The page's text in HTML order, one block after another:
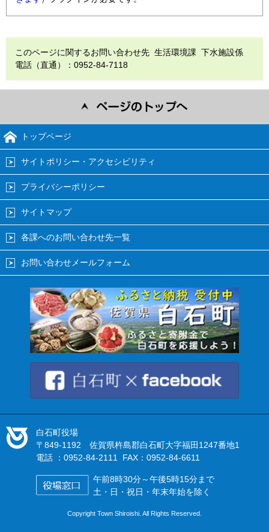
このページに関するお問い合わせ先 生活環境課 下水施設係
電話（直通）：0952-84-7118
トップページ
サイトポリシー・アクセシビリティ
プライバシーポリシー
サイトマップ
各課へのお問い合わせ先一覧
お問い合わせメールフォーム
白石町役場
〒849-1192 佐賀県杵島郡白石町大字福田1247番地1
電話 ：0952-84-2111 FAX：0952-84-6611
午前8時30分～午後5時15分まで
土・日・祝日・年末年始を除く
Copyright Town Shiroishi. All Rights Reserved.